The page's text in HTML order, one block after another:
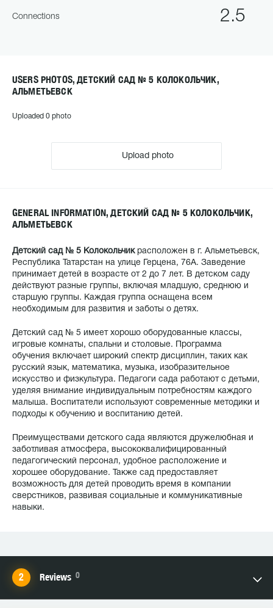
2.5
Connections
USERS PHOTOS, ДЕТСКИЙ САД № 5 КОЛОКОЛЬЧИК,
АЛЬМЕТЬЕВСК
Uploaded 0 photo
Upload photo
GENERAL INFORMATION, ДЕТСКИЙ САД № 5 КОЛОКОЛЬЧИК,
АЛЬМЕТЬЕВСК
Детский сад № 5 Колокольчикрасположен в г. Альметьевск,
Республика Татарстан на улице Герцена, 76А. Заведение
принимает детей в возрасте от 2 до 7 лет. В детском саду
действуют разные группы, включая младшую, среднюю и
старшую группы. Каждая группа оснащена всем
необходимым для развития и заботы о детях.
Детский сад № 5 имеет хорошо оборудованные классы,
игровые комнаты, спальни и столовые. Программа
обучения включает широкий спектр дисциплин, таких как
русский язык, математика, музыка, изобразительное
искусство и физкультура. Педагоги сада работают с детьми,
уделяя внимание индивидуальным потребностям каждого
малыша. Воспитатели используют современные методики и
подходы к обучению и воспитанию детей.
Преимуществами детского сада являются дружелюбная и
заботливая атмосфера, высококвалифицированный
педагогический персонал, удобное расположение и
хорошее оборудование. Также сад предоставляет
возможность для детей проводить время в компании
сверстников, развивая социальные и коммуникативные
навыки.
Reviews 0